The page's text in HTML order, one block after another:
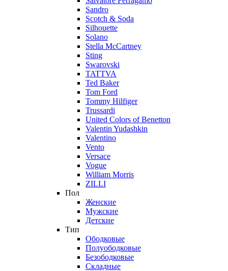
Sandro
Scotch & Soda
Silhouette
Solano
Stella McCartney
Sting
Swarovski
TATTVA
Ted Baker
Tom Ford
Tommy Hilfiger
Trussardi
United Colors of Benetton
Valentin Yudashkin
Valentino
Vento
Versace
Vogue
William Morris
ZILLI
Пол
Женские
Мужские
Детские
Тип
Ободковые
Полуободковые
Безободковые
Складные